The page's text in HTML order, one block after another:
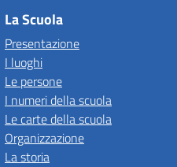
La Scuola
Presentazione
I luoghi
Le persone
I numeri della scuola
Le carte della scuola
Organizzazione
La storia